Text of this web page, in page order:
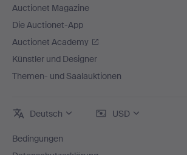
Auctionet Magazine
Die Auctionet-App
Auctionet Academy
Künstler und Designer
Themen- und Saalauktionen
Deutsch USD
Bedingungen